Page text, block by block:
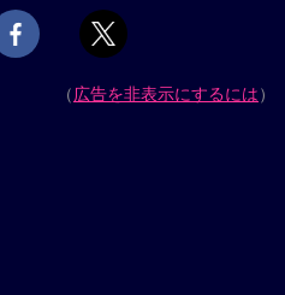
（広告を非表示にするには）